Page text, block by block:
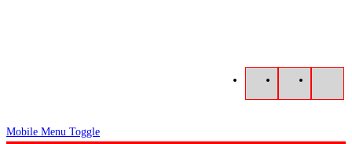
Mobile Menu Toggle